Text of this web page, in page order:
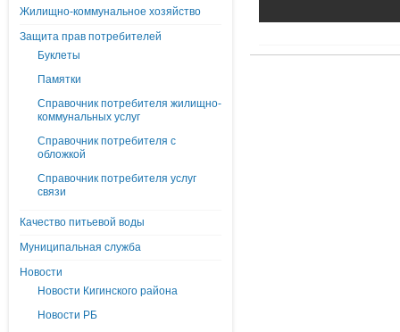
Жилищно-коммунальное хозяйство
Защита прав потребителей
Буклеты
Памятки
Справочник потребителя жилищно-
коммунальных услуг
Справочник потребителя с
обложкой
Справочник потребителя услуг
связи
Качество питьевой воды
Муниципальная служба
Новости
Новости Кигинского района
Новости РБ